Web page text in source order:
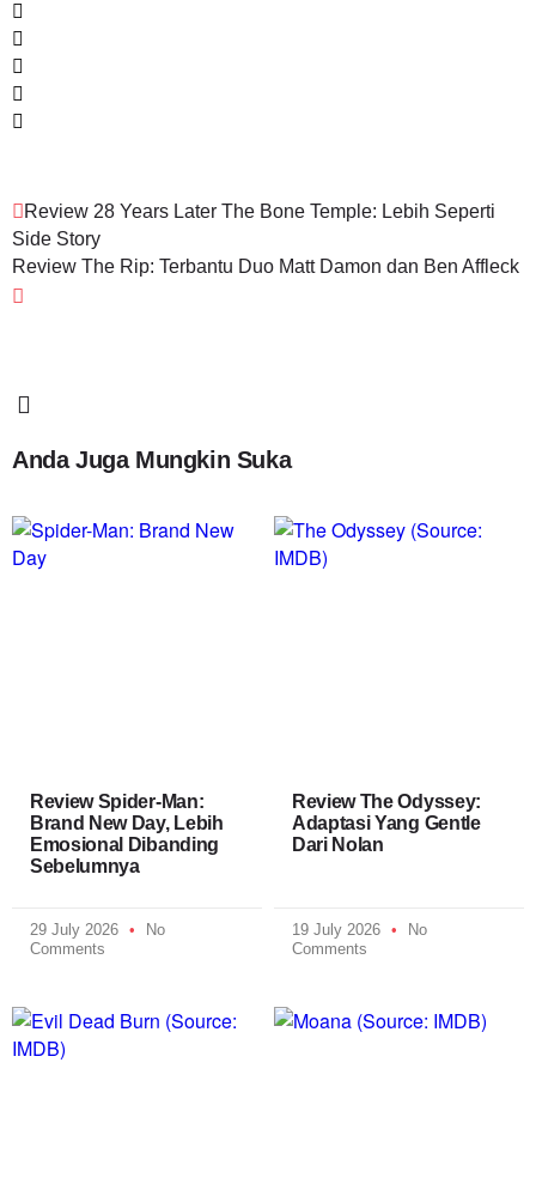
Review 28 Years Later The Bone Temple: Lebih Seperti
Side Story
Review The Rip: Terbantu Duo Matt Damon dan Ben Affleck
Anda Juga Mungkin Suka
Review Spider-Man:
Brand New Day, Lebih
Emosional Dibanding
Sebelumnya
29 July 2026
No
Comments
Review The Odyssey:
Adaptasi Yang Gentle
Dari Nolan
19 July 2026
No
Comments